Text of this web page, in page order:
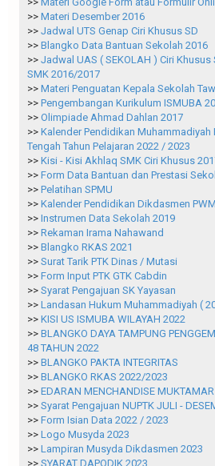
>> Materi Desember 2016
>> Jadwal UTS Genap Ciri Khusus SD
>> Blangko Data Bantuan Sekolah 2016
>> Jadwal UAS ( SEKOLAH ) Ciri
SMK 2016/2017
>> Materi Penguatan Kepala Sekolah
>> Pengembangan Kurikulum ISMUBA
>> Olimpiade Ahmad Dahlan 2017
>> Kalender Pendidikan Muhammadiyah
Tengah Tahun Pelajaran 2022 / 2023
>> Kisi - Kisi Akhlaq SMK Ciri Khusus
>> Form Data Bantuan dan Prestasi
>> Pelatihan SPMU
>> Kalender Pendidikan Dikdasmen
>> Instrumen Data Sekolah 2019
>> Rekaman Irama Nahawand
>> Blangko RKAS 2021
>> Surat Tarik PTK Dinas / Mutasi
>> Form Input PTK GTK Cabdin
>> Syarat Pengajuan SK Yayasan
>> Landasan Hukum Muhammadiyah (
>> KISI US ISMUBA WILAYAH 2022
>> BLANGKO DAYA TAMPUNG
48 TAHUN 2022
>> BLANGKO PAKTA INTEGRITAS
>> BLANGKO RKAS 2022/2023
>> EDARAN MENCHANDISE
>> Syarat Pengajuan NUPTK JULI -
>> Form Isian Data 2022 / 2023
>> Logo Musyda 2023
>> Lampiran Musyda Dikdasmen 2023
>> SYARAT DAPODIK 2023